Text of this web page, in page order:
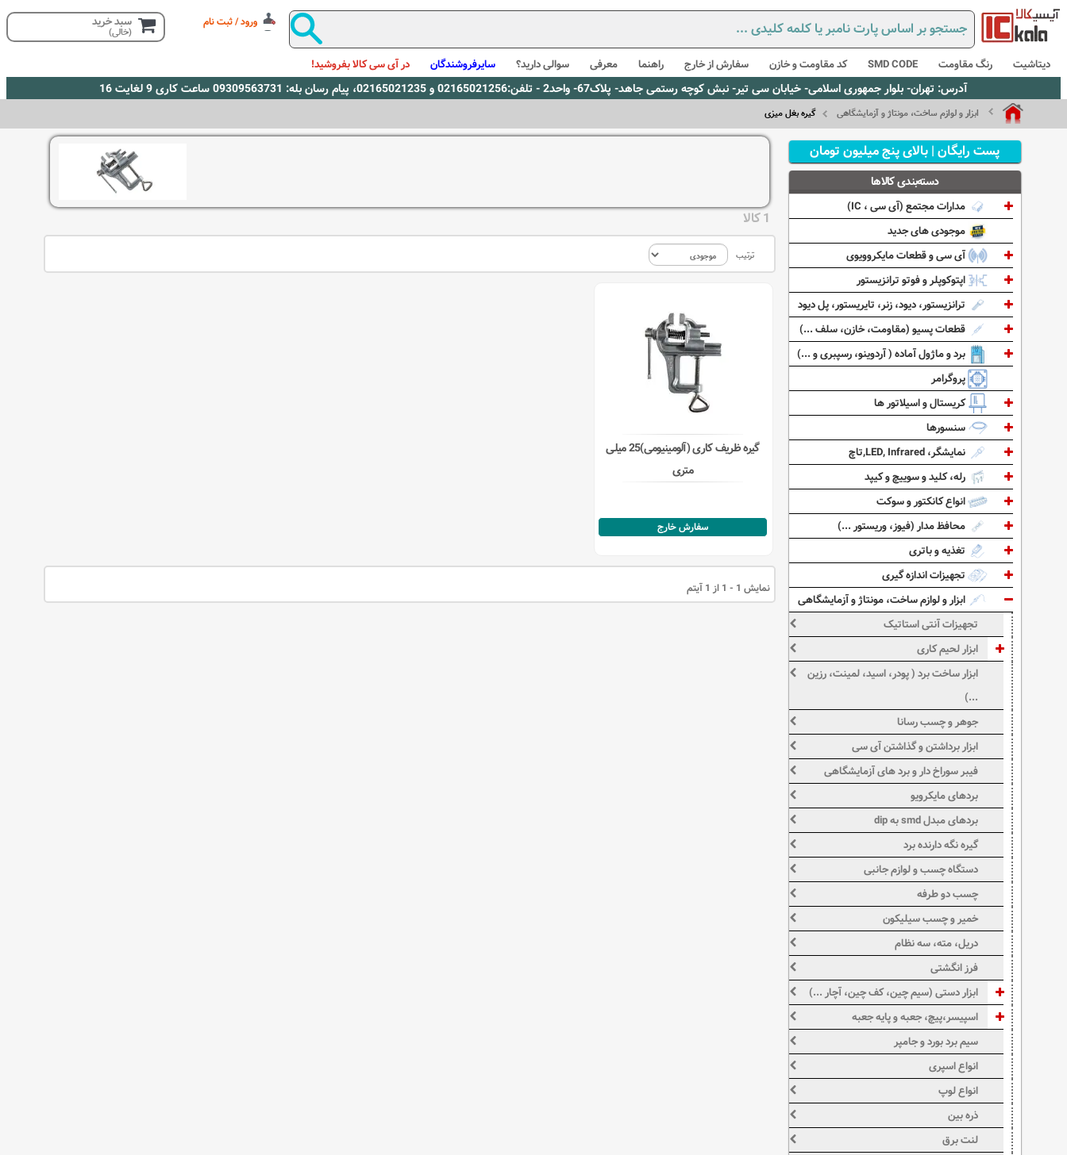
ورود / ثبت نام سبد خرید
(خالی)
دیتاشیت رنگ مقاومت SMD CODE کد مقاومت و خازن سفارش از خارج راهنما معرفی سوالی دارید؟ سایرفروشندگان در آی سی کالا بفروشید!
آدرس: تهران- بلوار جمهوری اسلامی- خیابان سی تیر- نبش کوچه رستمی جاهد- پلاک67- واحد2 - تلفن:02165021256 و 02165021235، پیام رسان بله: 09309563731 ساعت کاری 9 لغایت 16
ابزار و لوازم ساخت، مونتاژ و آزمایشگاهی گیره بغل میزی
1 کالا
ترتیب
گیره ظریف کاری (آلومینیومی)25 میلی
متری
سفارش خارج
نمایش 1 - 1 از 1 آیتم
پست رایگان | بالای پنج میلیون تومان
دسته‌بندی کالاها
مدارات مجتمع (آی سی ، IC)
موجودی های جدید
آی سی و قطعات مایکروویوی
اپتوکوپلر و فوتو ترانزیستور
ترانزیستور، دیود، زنر، تایریستور، پل دیود
قطعات پسیو (مقاومت، خازن، سلف ...)
برد و ماژول آماده ( آردوینو، رسپبری و ...)
پروگرامر
کریستال و اسیلاتور ها
سنسورها
نمایشگر، LED, Infrared,تاچ
رله، کلید و سوییچ و کیپد
انواع کانکتور و سوکت
محافظ مدار (فیوز، وریستور ...)
تغذیه و باتری
تجهیزات اندازه گیری
ابزار و لوازم ساخت، مونتاژ و آزمایشگاهی
تجهیزات آنتی استاتیک
ابزار لحیم کاری
ابزار ساخت برد ( پودر، اسید، لمینت، رزین
...)
جوهر و چسب رسانا
ابزار برداشتن و گذاشتن آی سی
فیبر سوراخ دار و برد های آزمایشگاهی
بردهای مایکرویو
بردهای مبدل smd به dip
گیره نگه دارنده برد
دستگاه چسب و لوازم جانبی
چسب دو طرفه
خمیر و چسب سیلیکون
دریل، مته، سه نظام
فرز انگشتی
ابزار دستی (سیم چین، کف چین، آچار ...)
اسپیسر،پیچ، جعبه و پایه جعبه
سیم برد بورد و جامپر
انواع اسپری
انواع لوپ
ذره بین
لنت برق